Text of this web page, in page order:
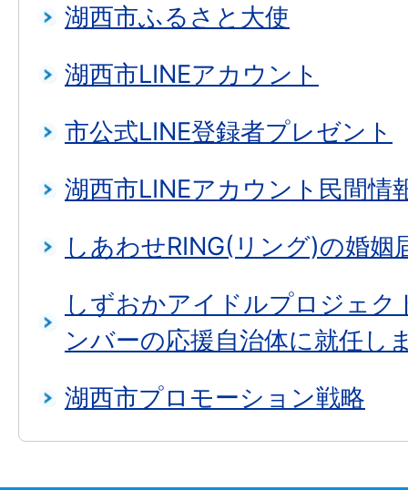
湖西市ふるさと大使
湖西市LINEアカウント
市公式LINE登録者プレゼント
湖西市LINEアカウント民間情
しあわせRING(リング)の婚姻
しずおかアイドルプロジェ
ンバーの応援自治体に就任し
湖西市プロモーション戦略